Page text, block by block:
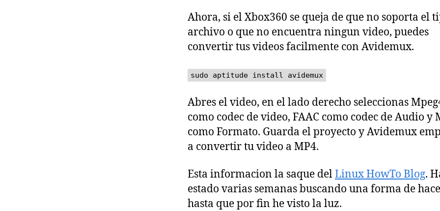
Ahora, si el Xbox360 se queja de que no soporta el
archivo o que no encuentra ningun video, puedes
convertir tus videos facilmente con Avidemux.
sudo aptitude install avidemux
Abres el video, en el lado derecho seleccionas
como codec de video, FAAC como codec de Audio y
como Formato. Guarda el proyecto y Avidemux
a convertir tu video a MP4.
Esta informacion la saque delLinux HowTo Blog.
estado varias semanas buscando una forma de
hasta que por fin he visto la luz.